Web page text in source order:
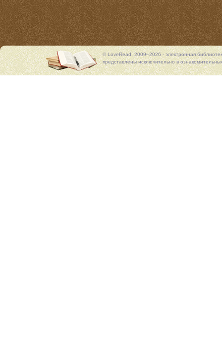
© LoveRead, 2009–2026 - электронная
представлены исключительно в